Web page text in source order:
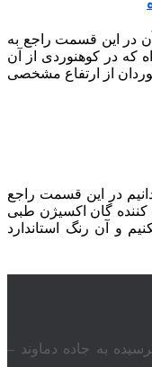
در این قسمت راجع به
که در کوهنوردی از آن
از ارتفاع مشخصی
در این قسمت راجع
گان اکسیژن طبی
و آن رنگ استاندارد
به جاده دماوند –